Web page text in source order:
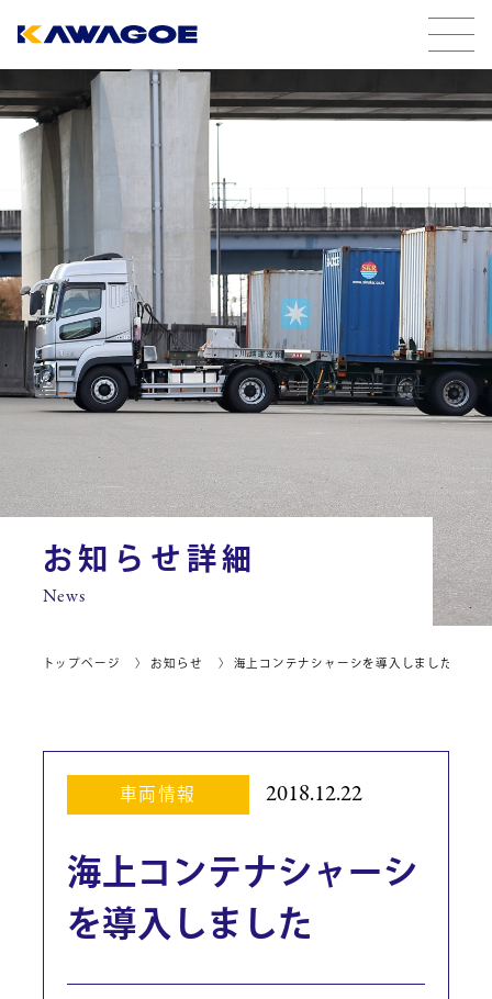
お知らせ詳細
News
トップページ お知らせ 海上コンテナシャーシを導入しました
車両情報 2018.12.22
海上コンテナシャーシ
を導入しました